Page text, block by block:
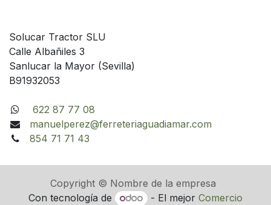
Solucar Tractor SLU
Calle Albañiles 3
Sanlucar la Mayor (Sevilla)
B91932053
622 87 77 08
manuelperez@ferreteriaguadiamar.com
854 71 71 43
Copyright © Nombre de la empresa
Con tecnología de
- El mejorComercio